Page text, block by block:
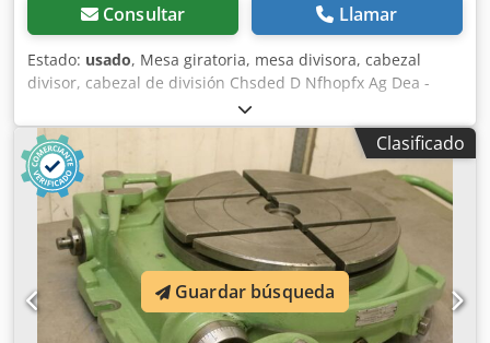
Consultar Llamar
Estado: usado, Mesa giratoria, mesa divisora, cabezal
divisor, cabezal de división Chsded D Nfhopfx Ag Dea -
Entrega en el estado actual, tal como se ha inspeccionado.
-Estado: ver las fotos. -Mesa: diámetro 300 mm. -Altura:
mm. -Ranura: 14 mm. -Dimensiones: 380/500/130 mm
(ancho/largo/alto). -Peso: 51,5 kg.
Clasificado
Guardar búsqueda